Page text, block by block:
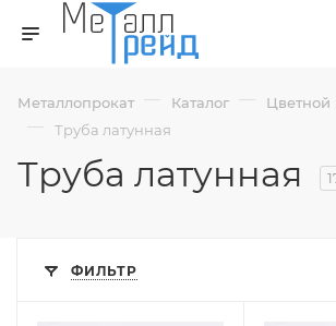
Металлопрокат — Каталог — Цветной
— Труба латунная
Труба латунная
ФИЛЬТР